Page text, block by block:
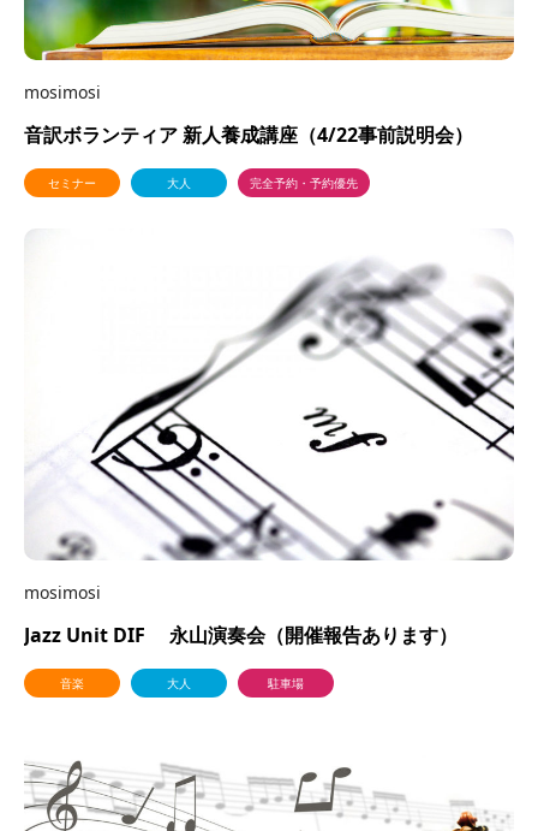
mosimosi
音訳ボランティア 新人養成講座（4/22事前説明会）
セミナー 大人 完全予約・予約優先
mosimosi
Jazz Unit DIF 永山演奏会（開催報告あります）
音楽 大人 駐車場